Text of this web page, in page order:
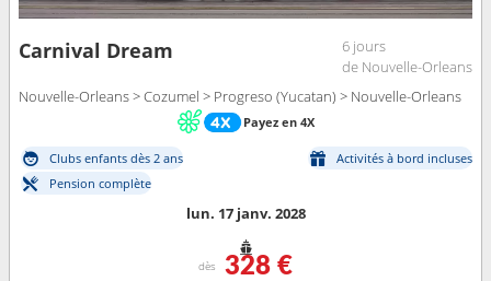
Carnival Dream
6 jours
de Nouvelle-Orleans
Nouvelle-Orleans > Cozumel > Progreso (Yucatan) > Nouvelle-Orleans
Payez en 4X
Clubs enfants dès 2 ans
Activités à bord incluses
Pension complète
lun. 17 janv. 2028
dès 328 €